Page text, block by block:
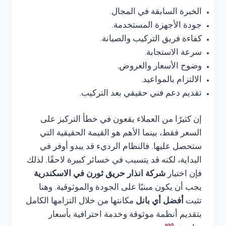
الخبرة السابقة في المجال.
جودة الأجهزة المستخدمة.
كفاءة فريق التركيب والصيانة.
سرعة الاستجابة.
وضوح الأسعار والعروض.
الالتزام بالمواعيد.
تقديم دعم فني حقيقي بعد التركيب.
إن كثيرًا من العملاء يقعون في خطأ التركيز على
السعر فقط، بينما الأهم هو القيمة الحقيقية التي
ستحصل عليها. فالنظام الرديء قد يبدو أوفر في
البداية، لكنه قد يتسبب في خسائر كبيرة لاحقًا. لذلك
فإن اختيار شركة انذار حريق ثورن في الاسكندرية
يجب أن يكون مبنيًا على الجودة والموثوقية. وهنا
تثبت أفضل أي بانل مكانتها من خلال التزامها الكامل
بتقديم أنظمة موثوقة وخدمة احترافية بأسعار